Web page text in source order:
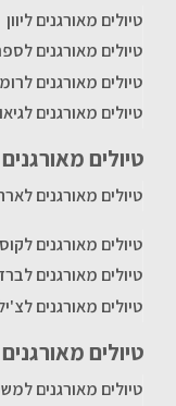
טיולים מאורגנים ליוון
טיולים מאורגנים
טיולים מאורגנים
טיולים מאורגנים
טיולים
טיולים מאורגנים
טיולים מאורגנים
טיולים מאורגנים
טיולים מאורגנים
טיולים
טיולים מאורגנים